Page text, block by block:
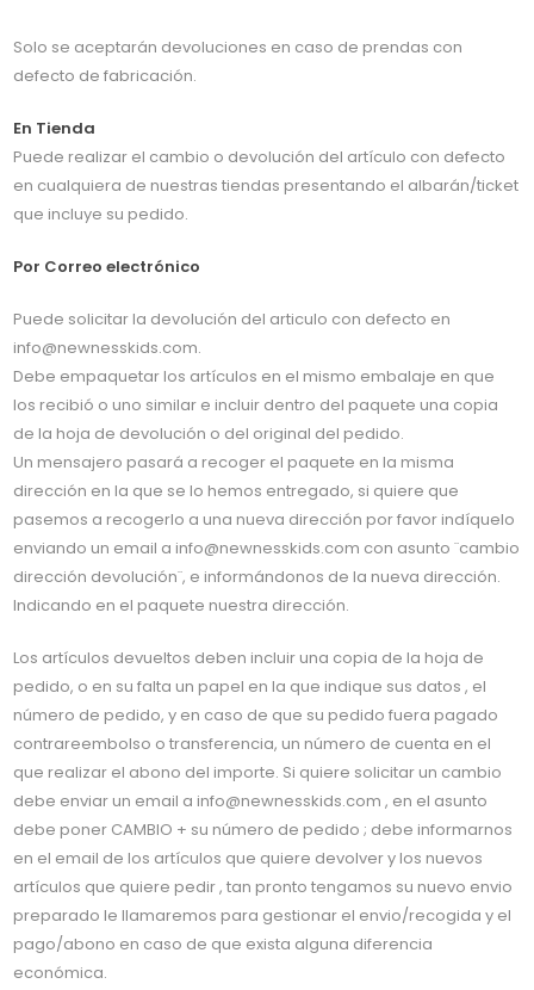
Solo se aceptarán devoluciones en caso de prendas con
defecto de fabricación.
En Tienda
Puede realizar el cambio o devolución del artículo con defecto
en cualquiera de nuestras tiendas presentando el albarán/ticket
que incluye su pedido.
Por Correo electrónico
Puede solicitar la devolución del articulo con defecto en
info@newnesskids.com.
Debe empaquetar los artículos en el mismo embalaje en que
los recibió o uno similar e incluir dentro del paquete una copia
de la hoja de devolución o del original del pedido.
Un mensajero pasará a recoger el paquete en la misma
dirección en la que se lo hemos entregado, si quiere que
pasemos a recogerlo a una nueva dirección por favor indíquelo
enviando un email a info@newnesskids.com con asunto ¨cambio
dirección devolución¨, e informándonos de la nueva dirección.
Indicando en el paquete nuestra dirección.
Los artículos devueltos deben incluir una copia de la hoja de
pedido, o en su falta un papel en la que indique sus datos , el
número de pedido, y en caso de que su pedido fuera pagado
contrareembolso o transferencia, un número de cuenta en el
que realizar el abono del importe. Si quiere solicitar un cambio
debe enviar un email a info@newnesskids.com , en el asunto
debe poner CAMBIO + su número de pedido ; debe informarnos
en el email de los artículos que quiere devolver y los nuevos
artículos que quiere pedir , tan pronto tengamos su nuevo envio
preparado le llamaremos para gestionar el envio/recogida y el
pago/abono en caso de que exista alguna diferencia
económica.